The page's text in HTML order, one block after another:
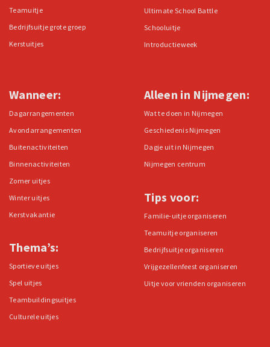
Teamuitje
Bedrijfsuitje grote groep
Kerstuitjes
Ultimate School Battle
Schooluitje
Introductieweek
Wanneer:
Dagarrangementen
Avondarrangementen
Buitenactiviteiten
Binnenactiviteiten
Zomer uitjes
Winter uitjes
Kerstvakantie
Thema’s:
Sportieve uitjes
Spel uitjes
Teambuildingsuitjes
Culturele uitjes
Alleen in Nijmegen:
Wat te doen in Nijmegen
Geschiedenis Nijmegen
Dagje uit in Nijmegen
Nijmegen centrum
Tips voor:
Familie-uitje organiseren
Teamuitje organiseren
Bedrijfsuitje organiseren
Vrijgezellenfeest organiseren
Uitje voor vrienden organiseren